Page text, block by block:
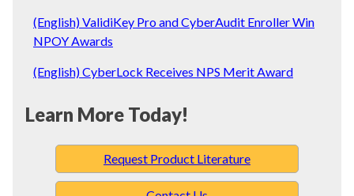
(English) ValidiKey Pro and CyberAudit Enroller Win
NPOY Awards
(English) CyberLock Receives NPS Merit Award
Learn More Today!
Request Product Literature